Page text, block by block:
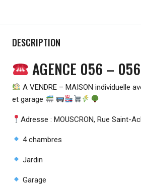
DESCRIPTION
AGENCE 056 –
A VENDRE – MAISON individuelle
et garage
Adresse : MOUSCRON, Rue Saint-
4 chambres
Jardin
Garage